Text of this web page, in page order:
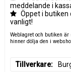
meddelande i
Öppet i butiken
vanligt!
Weblagret och butiken
hinner dölja den i
Tillverkare